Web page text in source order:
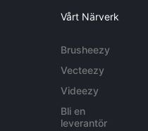
Vårt Närverk
Brusheezy
Vecteezy
Videezy
Bli en
leverantör